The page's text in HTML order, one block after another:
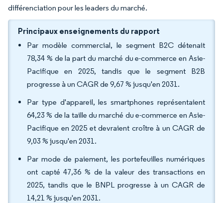
différenciation pour les leaders du marché.
Principaux enseignements du rapport
Par modèle commercial, le segment B2C détenait
78,34 % de la part du marché du e-commerce en Asie-
Pacifique en 2025, tandis que le segment B2B
progresse à un CAGR de 9,67 % jusqu'en 2031.
Par type d'appareil, les smartphones représentaient
64,23 % de la taille du marché du e-commerce en Asie-
Pacifique en 2025 et devraient croître à un CAGR de
9,03 % jusqu'en 2031.
Par mode de paiement, les portefeuilles numériques
ont capté 47,36 % de la valeur des transactions en
2025, tandis que le BNPL progresse à un CAGR de
14,21 % jusqu'en 2031.